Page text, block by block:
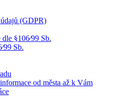
(GDPR)
§106⁄99 Sb.
Sb.
od města až k Vám